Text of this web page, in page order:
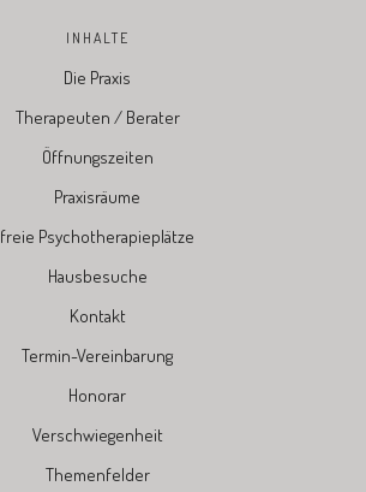
INHALTE
Die Praxis
Therapeuten / Berater
Öffnungszeiten
Praxisräume
freie Psychotherapieplätze
Hausbesuche
Kontakt
Termin-Vereinbarung
Honorar
Verschwiegenheit
Themenfelder